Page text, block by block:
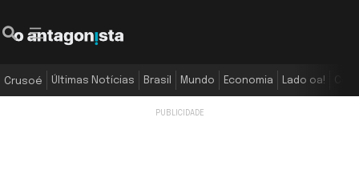
Crusoé Últimas Notícias Brasil Mundo Economia Lado oa!